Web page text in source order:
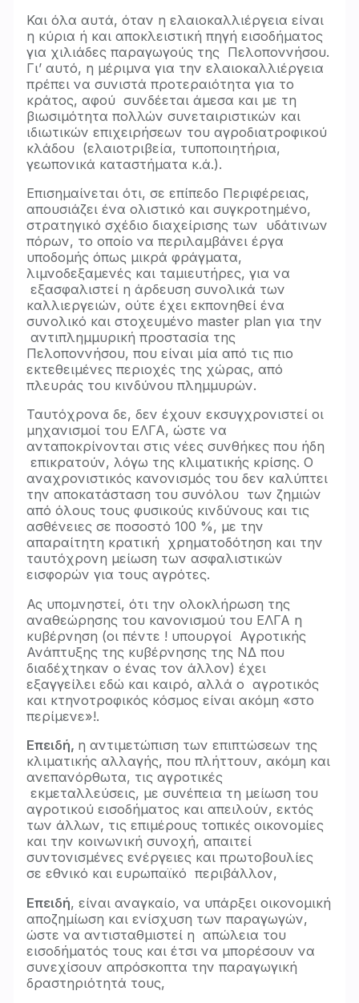
Και όλα αυτά, όταν η ελαιοκαλλιέργεια είναι
η κύρια ή και αποκλειστική πηγή εισοδήματος
για χιλιάδες παραγωγούς της Πελοποννήσου.
Γι’ αυτό, η μέριμνα για την ελαιοκαλλιέργεια
πρέπει να συνιστά προτεραιότητα για το
κράτος, αφού συνδέεται άμεσα και με τη
βιωσιμότητα πολλών συνεταιριστικών και
ιδιωτικών επιχειρήσεων του αγροδιατροφικού
κλάδου (ελαιοτριβεία, τυποποιητήρια,
γεωπονικά καταστήματα κ.ά.).
Επισημαίνεται ότι, σε επίπεδο Περιφέρειας,
απουσιάζει ένα ολιστικό και συγκροτημένο,
στρατηγικό σχέδιο διαχείρισης των υδάτινων
πόρων, το οποίο να περιλαμβάνει έργα
υποδομής όπως μικρά φράγματα,
λιμνοδεξαμενές και ταμιευτήρες, για να
εξασφαλιστεί η άρδευση συνολικά των
καλλιεργειών, ούτε έχει εκπονηθεί ένα
συνολικό και στοχευμένο master plan για την
αντιπλημμυρική προστασία της
Πελοποννήσου, που είναι μία από τις πιο
εκτεθειμένες περιοχές της χώρας, από
πλευράς του κινδύνου πλημμυρών.
Ταυτόχρονα δε, δεν έχουν εκσυγχρονιστεί οι
μηχανισμοί του ΕΛΓΑ, ώστε να
ανταποκρίνονται στις νέες συνθήκες που ήδη
επικρατούν, λόγω της κλιματικής κρίσης. Ο
αναχρονιστικός κανονισμός του δεν καλύπτει
την αποκατάσταση του συνόλου των ζημιών
από όλους τους φυσικούς κινδύνους και τις
ασθένειες σε ποσοστό 100 %, με την
απαραίτητη κρατική χρηματοδότηση και την
ταυτόχρονη μείωση των ασφαλιστικών
εισφορών για τους αγρότες.
Ας υπομνηστεί, ότι την ολοκλήρωση της
αναθεώρησης του κανονισμού του ΕΛΓΑ η
κυβέρνηση (οι πέντε ! υπουργοί Αγροτικής
Ανάπτυξης της κυβέρνησης της ΝΔ που
διαδέχτηκαν ο ένας τον άλλον) έχει
εξαγγείλει εδώ και καιρό, αλλά ο αγροτικός
και κτηνοτροφικός κόσμος είναι ακόμη «στο
περίμενε»!.
Επειδή, η αντιμετώπιση των επιπτώσεων της
κλιματικής αλλαγής, που πλήττουν, ακόμη και
ανεπανόρθωτα, τις αγροτικές
εκμεταλλεύσεις, με συνέπεια τη μείωση του
αγροτικού εισοδήματος και απειλούν, εκτός
των άλλων, τις επιμέρους τοπικές οικονομίες
και την κοινωνική συνοχή, απαιτεί
συντονισμένες ενέργειες και πρωτοβουλίες
σε εθνικό και ευρωπαϊκό περιβάλλον,
Επειδή, είναι αναγκαίο, να υπάρξει οικονομική
αποζημίωση και ενίσχυση των παραγωγών,
ώστε να αντισταθμιστεί η απώλεια του
εισοδήματός τους και έτσι να μπορέσουν να
συνεχίσουν απρόσκοπτα την παραγωγική
δραστηριότητά τους,